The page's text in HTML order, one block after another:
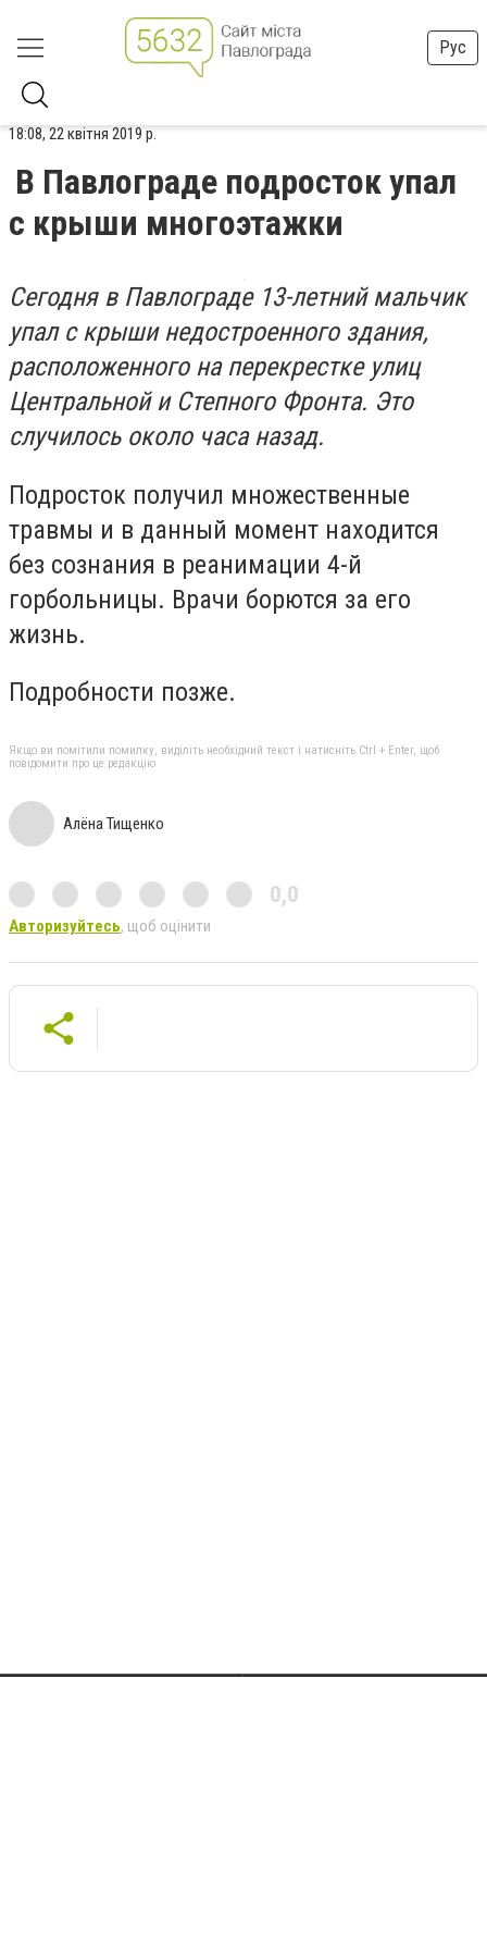
Рус
18:08, 22 квітня 2019 р.
В Павлограде подросток упал
с крыши многоэтажки
Сегодня в Павлограде 13-летний мальчик
упал с крыши недостроенного здания,
расположенного на перекрестке улиц
Центральной и Степного Фронта. Это
случилось около часа назад.
Подросток получил множественные
травмы и в данный момент находится
без сознания в реанимации 4-й
горбольницы. Врачи борются за его
жизнь.
Подробности позже.
Якщо ви помітили помилку, виділіть необхідний текст і натисніть Ctrl + Enter, щоб
повідомити про це редакцію
Алёна Тищенко
0,0
Авторизуйтесь, щоб оцінити